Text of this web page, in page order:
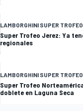
LAMBORGHINI SUPER TROFEO
Super Trofeo Jerez: Ya
regionales
LAMBORGHINI SUPER TROFEO
Super Trofeo
doblete en Laguna Seca